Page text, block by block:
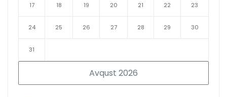
Avqust 2026
17 18 19 20 21 22 23
24 25 26 27 28 29 30
31